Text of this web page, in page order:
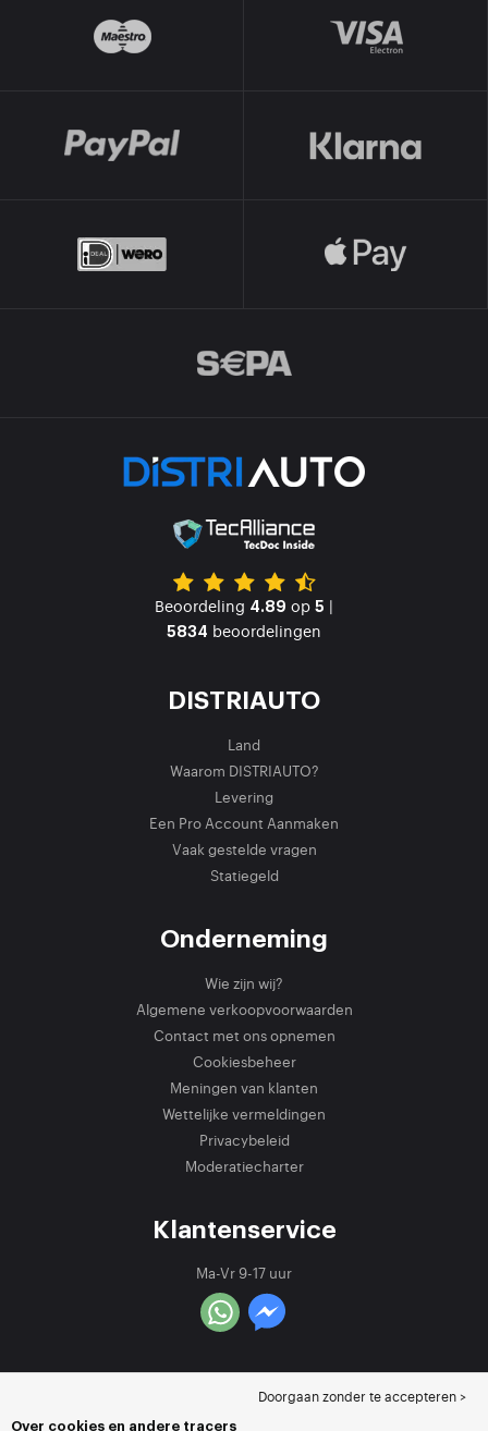
Beoordeling 4.89 op 5 |
5834 beoordelingen
DISTRIAUTO
Land
Waarom DISTRIAUTO?
Levering
Een Pro Account Aanmaken
Vaak gestelde vragen
Statiegeld
Onderneming
Wie zijn wij?
Algemene verkoopvoorwaarden
Contact met ons opnemen
Cookiesbeheer
Meningen van klanten
Wettelijke vermeldingen
Privacybeleid
Moderatiecharter
Klantenservice
Ma-Vr 9-17 uur
Doorgaan zonder te accepteren >
Over cookies en andere tracers